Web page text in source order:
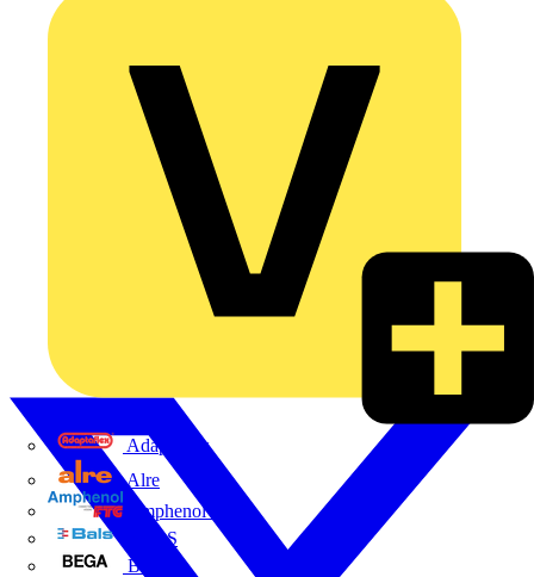
Adaptaflex
Alre
Amphenol FTG
BALS
Bega